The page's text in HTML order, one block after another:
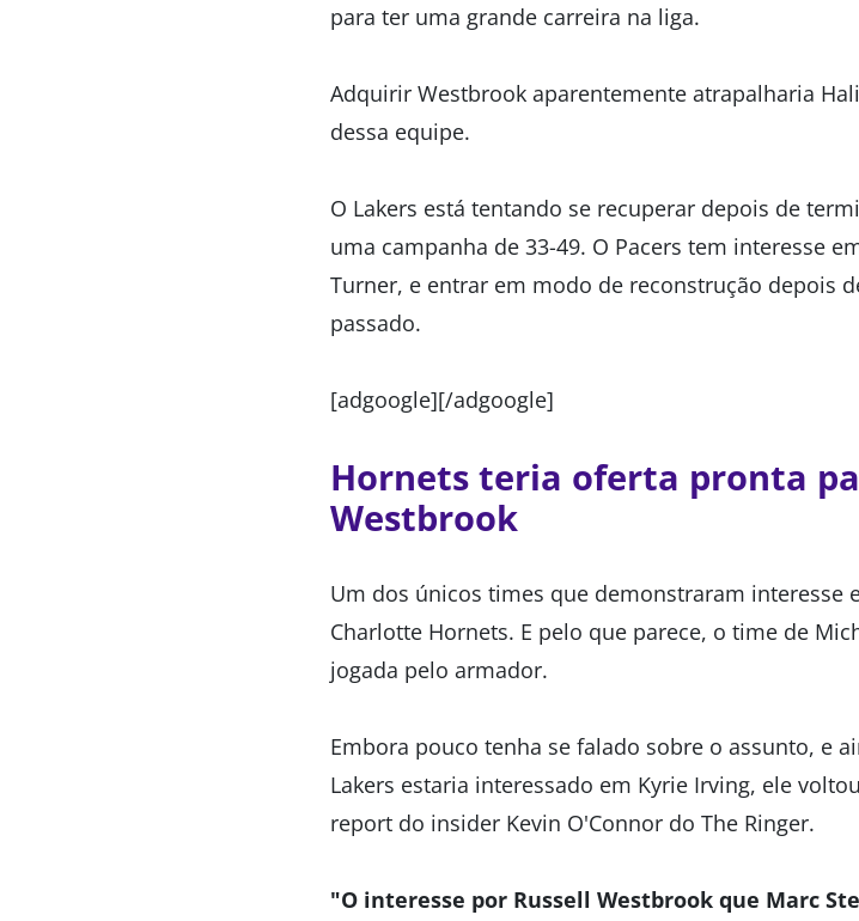
para ter uma grande carreira na liga.
Adquirir Westbrook aparentemente atrapalharia
dessa equipe.
O Lakers está tentando se recuperar depois de
uma campanha de 33-49. O Pacers tem interesse
Turner, e entrar em modo de reconstrução depois
passado.
[adgoogle][/adgoogle]
Hornets teria oferta pronta
Westbrook
Um dos únicos times que demonstraram interesse
Charlotte Hornets. E pelo que parece, o time de
jogada pelo armador.
Embora pouco tenha se falado sobre o assunto, e
Lakers estaria interessado em Kyrie Irving, ele
report do insider Kevin O'Connor do The Ringer.
"O interesse por Russell Westbrook que Marc